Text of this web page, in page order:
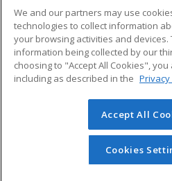
ADDITIONAL
Military
Financial Assistance
Help
© 2026 ed2go, a division of
reserved. The material on this
redistributed unless you
permission from Cengage
We and our partners may use
technologies to collect information
your browsing activities and devices.
information being collected by our
choosing to "Accept All Cookies",
including as described in the Privacy
Accept All
Cookies